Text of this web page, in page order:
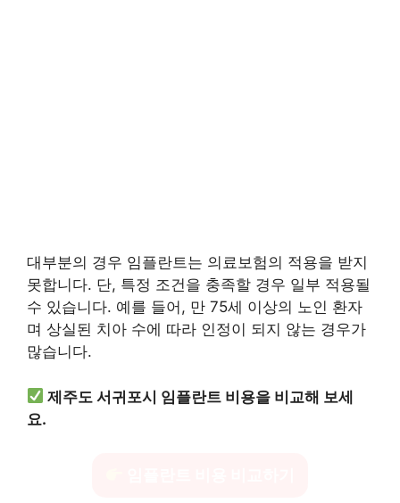
대부분의 경우 임플란트는 의료보험의 적용을 받지
못합니다. 단, 특정 조건을 충족할 경우 일부 적용될
수 있습니다. 예를 들어, 만 75세 이상의 노인 환자
며 상실된 치아 수에 따라 인정이 되지 않는 경우가
많습니다.
제주도 서귀포시 임플란트 비용을 비교해 보세
요.